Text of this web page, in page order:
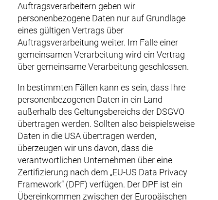
Auftragsverarbeitern geben wir
personenbezogene Daten nur auf Grundlage
eines gültigen Vertrags über
Auftragsverarbeitung weiter. Im Falle einer
gemeinsamen Verarbeitung wird ein Vertrag
über gemeinsame Verarbeitung geschlossen.
In bestimmten Fällen kann es sein, dass Ihre
personenbezogenen Daten in ein Land
außerhalb des Geltungsbereichs der DSGVO
übertragen werden. Sollten also beispielsweise
Daten in die USA übertragen werden,
überzeugen wir uns davon, dass die
verantwortlichen Unternehmen über eine
Zertifizierung nach dem „EU-US Data Privacy
Framework“ (DPF) verfügen. Der DPF ist ein
Übereinkommen zwischen der Europäischen